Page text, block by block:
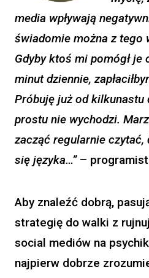
media wpływają
świadomie można z tego
Gdyby ktoś mi pomógł je
minut dziennie,
Próbuję już od kilkunastu
prostu nie wychodzi.
zacząć regularnie czytać,
się języka…”–
Aby znaleźć dobrą,
strategię do walki z
social mediów na
najpierw dobrze